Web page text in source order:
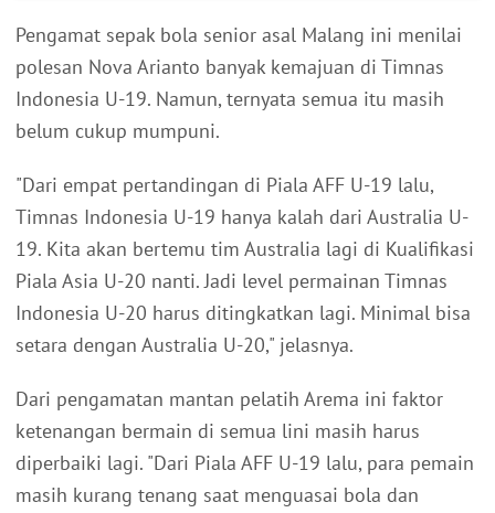
Pengamat sepak bola senior asal Malang ini menilai
polesan Nova Arianto banyak kemajuan di Timnas
Indonesia U-19. Namun, ternyata semua itu masih
belum cukup mumpuni.
"Dari empat pertandingan di Piala AFF U-19 lalu,
Timnas Indonesia U-19 hanya kalah dari Australia U-
19. Kita akan bertemu tim Australia lagi di Kualifikasi
Piala Asia U-20 nanti. Jadi level permainan Timnas
Indonesia U-20 harus ditingkatkan lagi. Minimal bisa
setara dengan Australia U-20," jelasnya.
Dari pengamatan mantan pelatih Arema ini faktor
ketenangan bermain di semua lini masih harus
diperbaiki lagi. "Dari Piala AFF U-19 lalu, para pemain
masih kurang tenang saat menguasai bola dan